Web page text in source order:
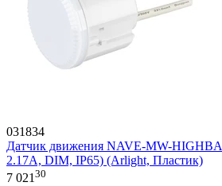
031834
Датчик движения NAVE-MW-
2.17A, DIM, IP65) (Arlight, Пластик)
7 021 30